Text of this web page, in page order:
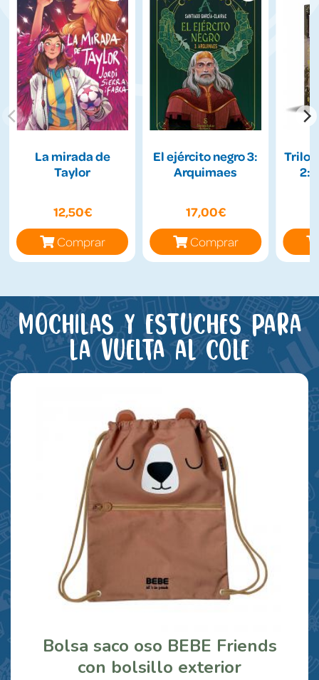
La mirada de
Taylor
12,50€
Comprar
El ejército negro 3:
Arquimaes
17,00€
Comprar
2:
Mochilas y estuches para
la vuelta al cole
Bolsa saco oso BEBE Friends
con bolsillo exterior